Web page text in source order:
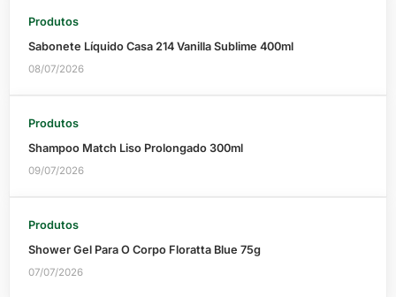
Produtos
Sabonete Líquido Casa 214 Vanilla Sublime 400ml
08/07/2026
Produtos
Shampoo Match Liso Prolongado 300ml
09/07/2026
Produtos
Shower Gel Para O Corpo Floratta Blue 75g
07/07/2026